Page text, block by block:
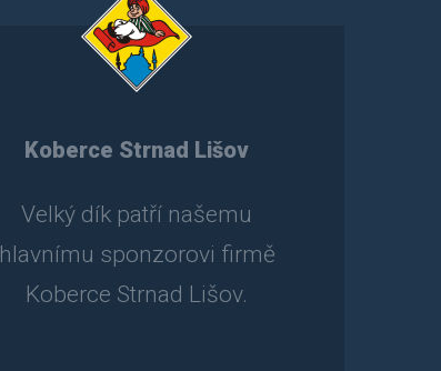
Koberce Strnad Lišov
Velký dík patří našemu
hlavnímu sponzorovi firmě
Koberce Strnad Lišov.